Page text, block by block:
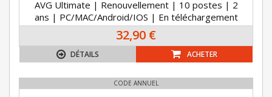
AVG Ultimate | Renouvellement | 10 postes | 2
ans | PC/MAC/Android/IOS | En téléchargement
32,90 €
DÉTAILS ACHETER
CODE ANNUEL